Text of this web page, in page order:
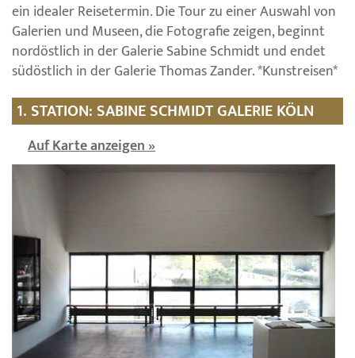
ein idealer Reisetermin. Die Tour zu einer Auswahl von
Galerien und Museen, die Fotografie zeigen, beginnt
nordöstlich in der Galerie Sabine Schmidt und endet
südöstlich in der Galerie Thomas Zander. *Kunstreisen*
1. STATION: SABINE SCHMIDT GALERIE KÖLN
Auf Karte anzeigen »